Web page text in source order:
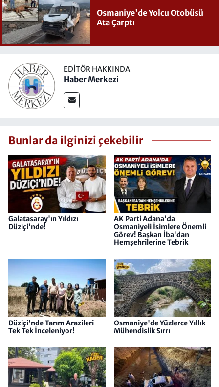
Osmaniye'de Yolcu Otobüsü
Ata Çarptı
EDITÖR HAKKINDA
Haber Merkezi
Bunlar da ilginizi çekebilir
Galatasaray'ın Yıldızı
Düziçi'nde!
AK Parti Adana'da
Osmaniyeli İsimlere Önemli
Görev! Başkan İba'dan
Hemşehrilerine Tebrik
Düziçi'nde Tarım Arazileri
Tek Tek İnceleniyor!
Osmaniye'de Yüzlerce Yıllık
Mühendislik Sırrı